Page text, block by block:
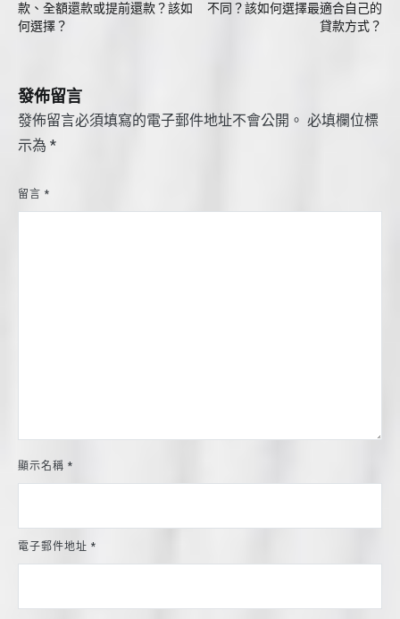
導
款、全額還款或提前還款？該如
何選擇？
不同？該如何選擇最適合自己的
貸款方式？
發佈留言
發佈留言必須填寫的電子郵件地址不會公開。 必填欄位標
示為 *
留言 *
顯示名稱 *
電子郵件地址 *